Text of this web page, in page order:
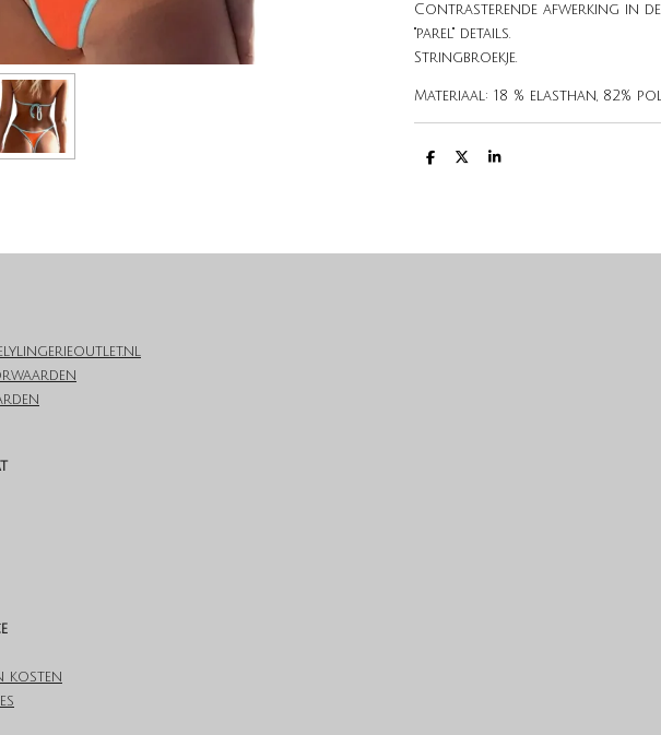
Contrasterende afwerking in
"parel" details.
Stringbroekje.
Materiaal: 18 % elasthan, 82%
D
D
S
kosten